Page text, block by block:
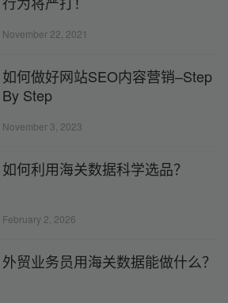
November 22, 2021
如何做好网站SEO内容营销–Step
By Step
November 3, 2023
如何利用海关数据科学选品？
February 2, 2026
外贸业务员用海关数据能做什么？